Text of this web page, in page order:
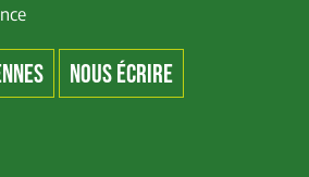
NOUS ÉCRIRE